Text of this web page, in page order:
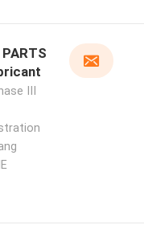
III